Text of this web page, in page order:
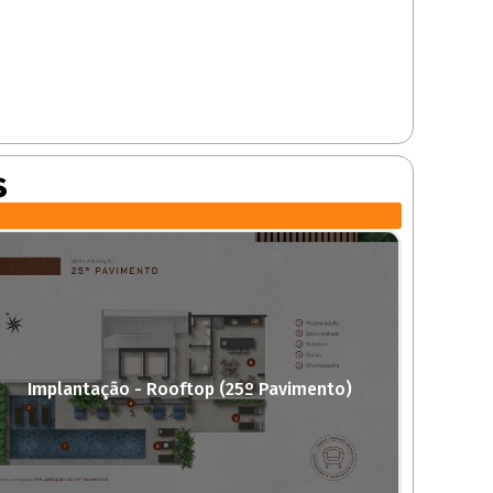
Implantação - Rooftop (25º Pavimento)